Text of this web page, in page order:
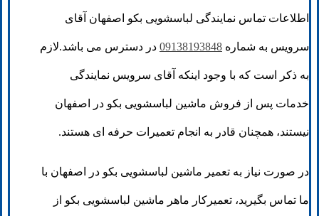
اطلاعات تماس نمایندگی لباسشویی بکو اصفهان آقای
سرویس به شماره 09138193848 در دسترس می باشد.لازم
به ذکر است که با وجود اینکه آقای سرویس نمایندگی
خدمات پس از فروش ماشین لباسشویی بکو در اصفهان
نیستند، همچنان قادر به انجام تعمیرات حرفه ای هستند.
در صورت نیاز به تعمیر ماشین لباسشویی بکو در اصفهان با
ما تماس بگیرید، تعمیرکار ماهر ماشین لباسشویی بکو از